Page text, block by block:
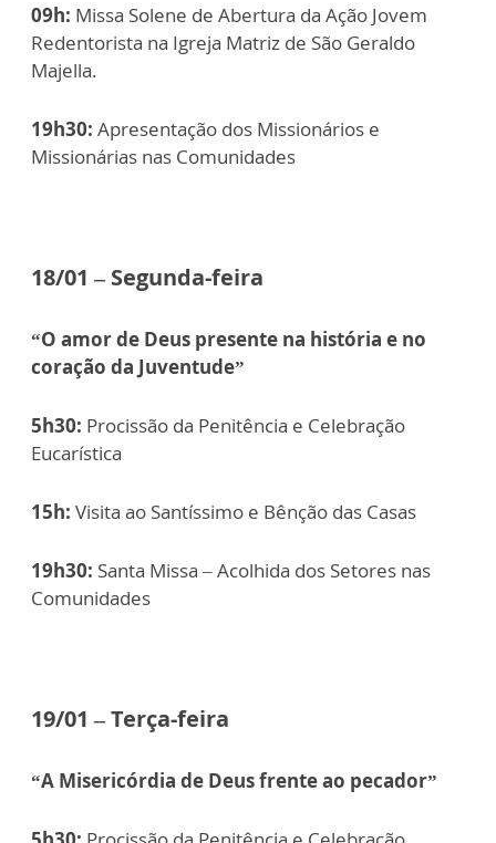
09h: Missa Solene de Abertura da Ação Jovem
Redentorista na Igreja Matriz de São Geraldo
Majella.
19h30: Apresentação dos Missionários e
Missionárias nas Comunidades
18/01 – Segunda-feira
“O amor de Deus presente na história e no
coração da Juventude”
5h30: Procissão da Penitência e Celebração
Eucarística
15h: Visita ao Santíssimo e Bênção das Casas
19h30: Santa Missa – Acolhida dos Setores nas
Comunidades
19/01 – Terça-feira
“A Misericórdia de Deus frente ao pecador”